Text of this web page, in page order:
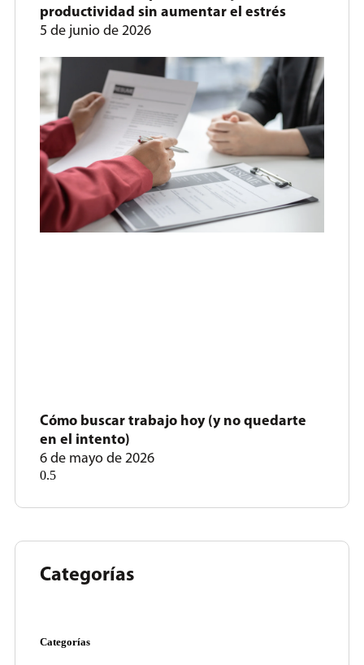
productividad sin aumentar el estrés
5 de junio de 2026
Cómo buscar trabajo hoy (y no quedarte
en el intento)
6 de mayo de 2026
Categorías
Categorías